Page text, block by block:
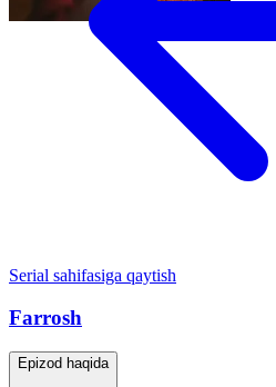
Serial sahifasiga qaytish
Farrosh
Epizod haqida